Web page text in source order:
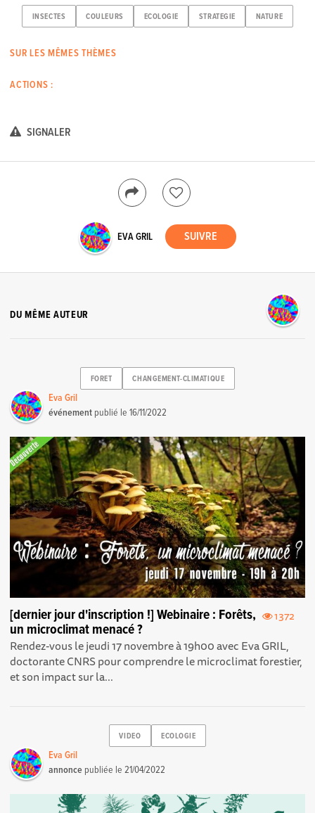
INSECTES COULEURS ECOLOGIE STRATEGIE NATURE
SUR LES MÊMES THÈMES
ACTIONS :
SIGNALER
EVA GRIL
DU MÊME AUTEUR
FORET CHANGEMENT-CLIMATIQUE
Eva Gril
événement publié le16/11/2022
1372
[dernier jour d'inscription !] Webinaire : Forêts,
un microclimat menacé ?
Rendez-vous le jeudi 17 novembre à 19h00 avec Eva GRIL,
doctorante CNRS pour comprendre le microclimat forestier,
et son impact sur la...
VIDEO ECOLOGIE
Eva Gril
annonce publiée le21/04/2022